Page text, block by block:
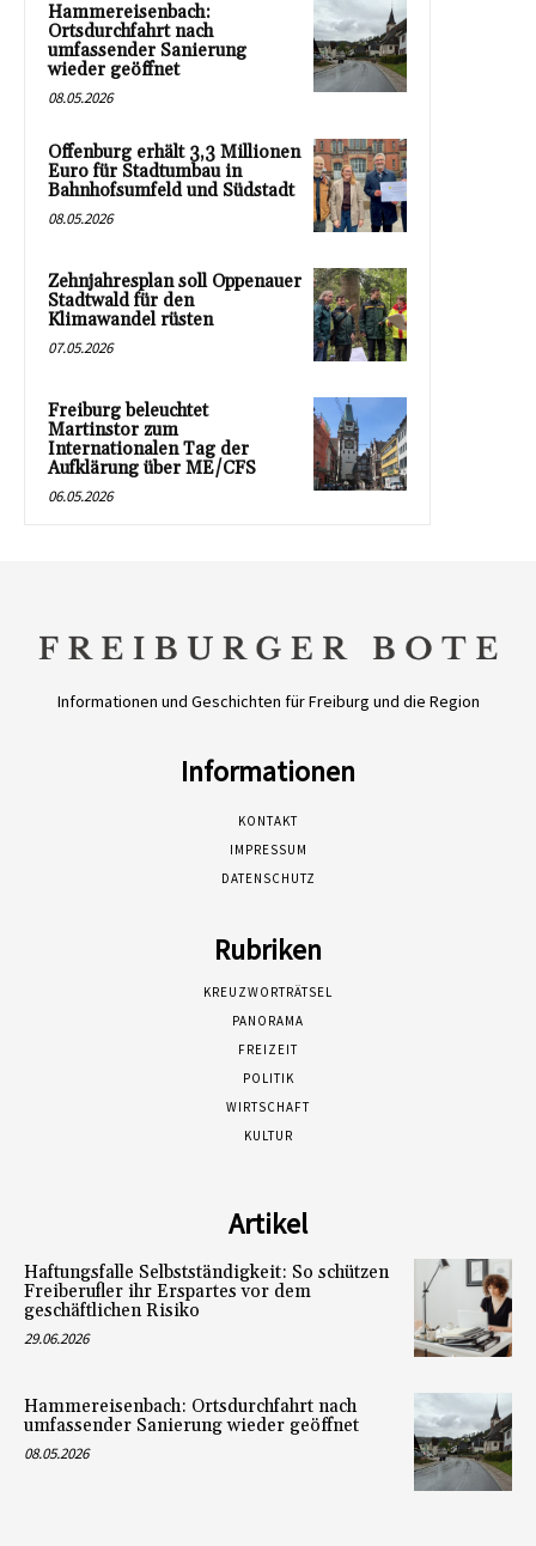
Hammereisenbach:
Ortsdurchfahrt nach
umfassender Sanierung
wieder geöffnet
08.05.2026
Offenburg erhält 3,3 Millionen
Euro für Stadtumbau in
Bahnhofsumfeld und Südstadt
08.05.2026
Zehnjahresplan soll Oppenauer
Stadtwald für den
Klimawandel rüsten
07.05.2026
Freiburg beleuchtet
Martinstor zum
Internationalen Tag der
Aufklärung über ME/CFS
06.05.2026
Informationen und Geschichten für Freiburg und die Region
Informationen
KONTAKT
IMPRESSUM
DATENSCHUTZ
Rubriken
KREUZWORTRÄTSEL
PANORAMA
FREIZEIT
POLITIK
WIRTSCHAFT
KULTUR
Artikel
Haftungsfalle Selbstständigkeit: So schützen
Freiberufler ihr Erspartes vor dem
geschäftlichen Risiko
29.06.2026
Hammereisenbach: Ortsdurchfahrt nach
umfassender Sanierung wieder geöffnet
08.05.2026